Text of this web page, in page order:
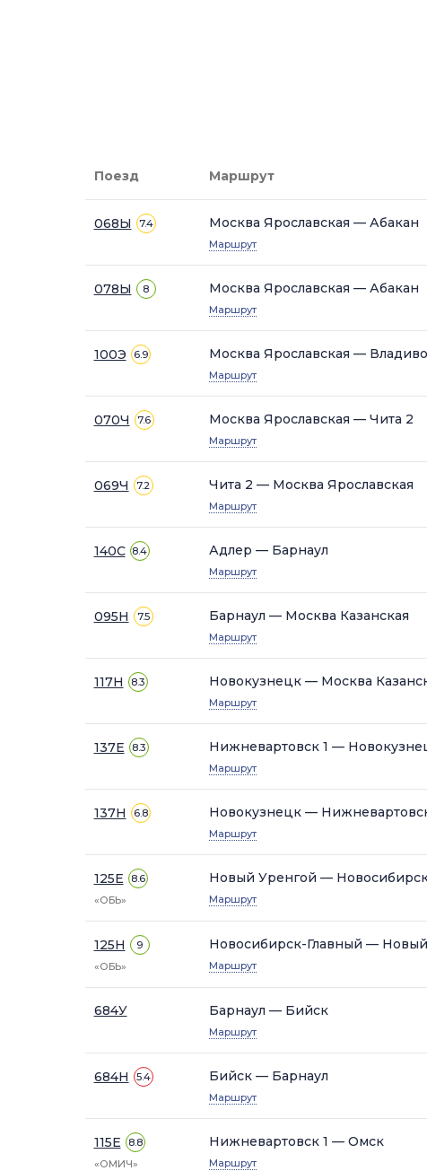
Поезд Маршрут
068Ы 7.4 Москва Ярославская — Абакан
Маршрут
078Ы 8 Москва Ярославская — Абакан
Маршрут
100Э 6.9 Москва Ярославская —
Маршрут
070Ч 7.6 Москва Ярославская — Чита 2
Маршрут
069Ч 7.2 Чита 2 — Москва Ярославская
Маршрут
140С 8.4 Адлер — Барнаул
Маршрут
095Н 7.5 Барнаул — Москва Казанская
Маршрут
117Н 8.3 Новокузнецк — Москва
Маршрут
137Е 8.3 Нижневартовск 1 —
Маршрут
137Н 6.8 Новокузнецк —
Маршрут
125Е
8.6
«ОБЬ»
Новый Уренгой —
Маршрут
125Н
9
«ОБЬ»
Новосибирск-Главный —
Маршрут
684У Барнаул — Бийск
Маршрут
684Н 5.4 Бийск — Барнаул
Маршрут
115Е
8.8
«ОМИЧ»
Нижневартовск 1 — Омск
Маршрут